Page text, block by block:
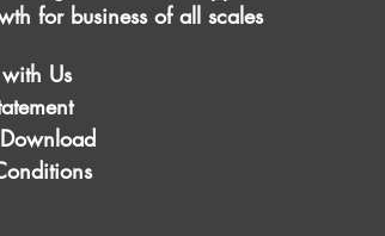
for business of all scales
Us